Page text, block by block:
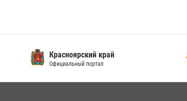
Красноярский край
Официальный портал